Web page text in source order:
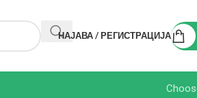
НАЈАВА / РЕГИСТРАЦИЈА